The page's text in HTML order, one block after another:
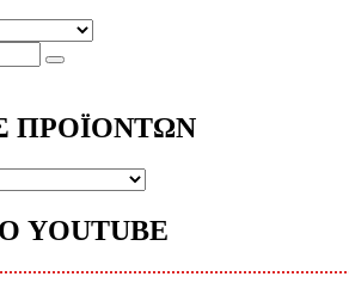
ΠΡΟΪΟΝΤΩΝ
YOUTUBE